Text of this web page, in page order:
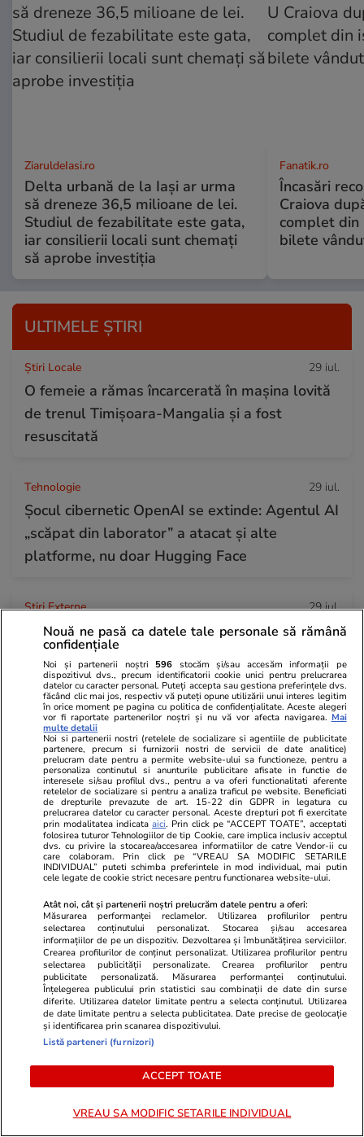
ZiaruldeIasi.ro
Delta urbană de la Iași ar urma
să dreneze 36,5 milioane de lei.
Studiul de fezabilitate este gata,
iar consilierii locali sunt chemați
să aprobe investiția
Fanatik.ro
Încasări
Craiova
complet din
bilete
ULTIMELE ȘTIRI
Știri Locale 29 iul.
O femeie a rămas încarcerată în mașina lovită
de trenul Timișoara-Mangalia şi a fost
resuscitată
Tehnologie 29 iul.
Șocul cibernetic OpenAI se extinde: Agentul AI
„scăpat din laborator” a atacat și alte
platforme, nu doar Hugging Face
Știri Externe 29 iul.
Anthony Fauci a refuzat de peste 100 de ori să
răspundă la întrebările despre COVID-19
Știri Externe 29 iul.
Rusia îl acuză de terorism pe fondatorul
Telegram: Pavel Durov, anchetat sub acuzația
că aplicația sprijină serviciile secrete ucrainene
Citește mai multe
TRENDING
Politică 29 iul.
Ilie Bolojan, după oprirea ambelor reactoare
de la Cernavodă: „Reduceți consumul de
energie seara”
Ştiri
intre în audiență la procuroarea generală a
României: „Am rămas șocată!”
Nouă ne pasă ca datele tale personale să rămână
confidențiale
Noi și partenerii noștri 596 stocăm și/sau accesăm informații pe
dispozitivul dvs., precum identificatorii cookie unici pentru prelucrarea
datelor cu caracter personal. Puteți accepta sau gestiona preferințele dvs.
făcând clic mai jos, respectiv vă puteți opune utilizării unui interes legitim
în orice moment pe pagina cu politica de confidențialitate. Aceste alegeri
vor fi raportate partenerilor noștri și nu vă vor afecta navigarea. Mai
multe detalii
Noi si partenerii nostri (retelele de socializare si agentiile de publicitate
partenere, precum si furnizorii nostri de servicii de date analitice)
prelucram date pentru a permite website-ului sa functioneze, pentru a
personaliza continutul si anunturile publicitare afisate in functie de
interesele si/sau profilul dvs., pentru a va oferi functionalitati aferente
retelelor de socializare si pentru a analiza traficul pe website. Beneficiati
de drepturile prevazute de art. 15-22 din GDPR in legatura cu
prelucrarea datelor cu caracter personal. Aceste drepturi pot fi exercitate
prin modalitatea indicataaici. Prin click pe “ACCEPT TOATE”, acceptati
folosirea tuturor Tehnologiilor de tip Cookie, care implica inclusiv acceptul
dvs. cu privire la stocarea/accesarea informatiilor de catre Vendor-ii cu
care colaboram. Prin click pe “VREAU SA MODIFIC SETARILE
INDIVIDUAL” puteti schimba preferintele in mod individual, mai putin
cele legate de cookie strict necesare pentru functionarea website-ului.
Atât noi, cât și partenerii noștri prelucrăm datele pentru a oferi:
Măsurarea performanței reclamelor. Utilizarea profilurilor pentru
selectarea conținutului personalizat. Stocarea și/sau accesarea
informațiilor de pe un dispozitiv. Dezvoltarea și îmbunătățirea serviciilor.
Crearea profilurilor de conținut personalizat. Utilizarea profilurilor pentru
selectarea publicității personalizate. Crearea profilurilor pentru
publicitate personalizată. Măsurarea performanței conținutului.
Înțelegerea publicului prin statistici sau combinații de date din surse
diferite. Utilizarea datelor limitate pentru a selecta conținutul. Utilizarea
de date limitate pentru a selecta publicitatea. Date precise de geolocație
și identificarea prin scanarea dispozitivului.
Listă parteneri (furnizori)
ACCEPT TOATE
VREAU SA MODIFIC SETARILE INDIVIDUAL